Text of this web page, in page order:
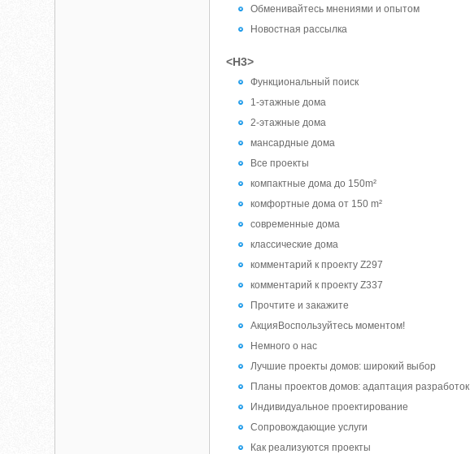
Обменивайтесь мнениями и опытом
Новостная рассылка
<H3>
Функциональный поиск
1-этажные дома
2-этажные дома
мансардные дома
Все проекты
компактные дома до 150m²
комфортные дома от 150 m²
современные дома
классические дома
комментарий к проекту Z297
комментарий к проекту Z337
Прочтите и закажите
АкцияВоспользуйтесь моментом!
Немного о нас
Лучшие проекты домов: широкий выбор
Планы проектов домов: адаптация разработок
Индивидуальное проектирование
Сопровождающие услуги
Как реализуются проекты